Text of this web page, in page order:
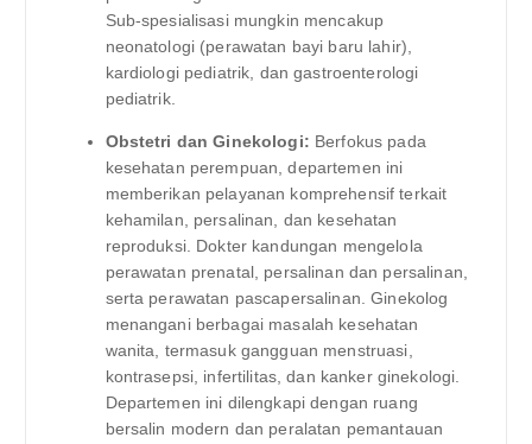
Sub-spesialisasi mungkin mencakup
neonatologi (perawatan bayi baru lahir),
kardiologi pediatrik, dan gastroenterologi
pediatrik.
Obstetri dan Ginekologi: Berfokus pada
kesehatan perempuan, departemen ini
memberikan pelayanan komprehensif terkait
kehamilan, persalinan, dan kesehatan
reproduksi. Dokter kandungan mengelola
perawatan prenatal, persalinan dan persalinan,
serta perawatan pascapersalinan. Ginekolog
menangani berbagai masalah kesehatan
wanita, termasuk gangguan menstruasi,
kontrasepsi, infertilitas, dan kanker ginekologi.
Departemen ini dilengkapi dengan ruang
bersalin modern dan peralatan pemantauan